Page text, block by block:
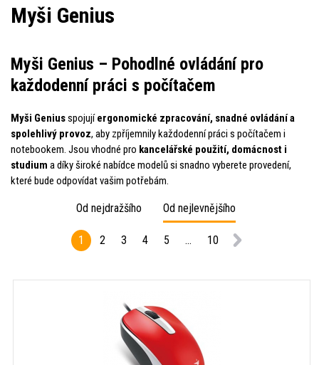
Myši Genius
Myši Genius – Pohodlné ovládání pro
každodenní práci s počítačem
Myši Geniusspojujíergonomické zpracování, snadné ovládání a
spolehlivý provoz, aby zpříjemnily každodenní práci s počítačem i
notebookem. Jsou vhodné pro kancelářské použití, domácnost i
studium a díky široké nabídce modelů si snadno vyberete provedení,
které bude odpovídat vašim potřebám.
Od nejdražšího Od nejlevnějšího
1 2 3 4 5 ... 10